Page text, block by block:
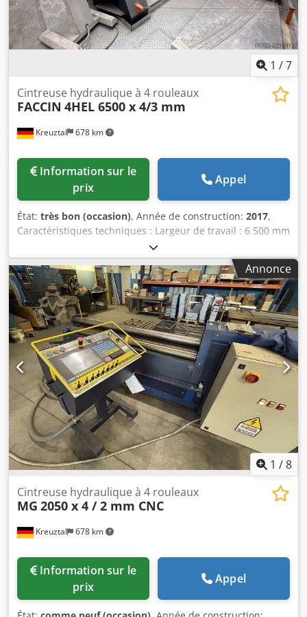
1 /7
Kreuztal 678 km
Cintreuse hydraulique à 4 rouleaux
FACCIN 4HEL 6500 x 4/3 mm
prix
Appel
État: très bon (occasion), Année de construction: 2017,
Caractéristiques techniques : Largeur de travail : 6 500 mm
Capacité de pliage maximale : 4,0 mm Pliage maximal :
3,0 mm Commande CNC Diamètre du rouleau supérieur :
420 mm Diamètre des rouleaux latéraux : 300 mm
Diamètre du rouleau inférieur central : 400 mm Dispositif
de pliage conique par inclinaison des deux rouleaux
latéraux Pupitre de commande mobile avec affichage
numérique Palier basculant hydraulique Marquage CE
Puissance du moteur : 22 kW Dimensions (longueur x
largeur x hauteur) : environ 9 200 x 2 350 x 1 900 mm Poids
à vide : environ 29 tonnes Équipement supplémentaire :
Deuxième rouleau supérieur, diamètre : 350 mm Guide de
pliage latéral Dksdozfvvvjpfx Anpsr État : Très bon état,
peu utilisé
Annonce
1 /8
Kreuztal 678 km
Cintreuse hydraulique à 4 rouleaux
MG 2050 x 4 / 2 mm CNC
prix
Appel